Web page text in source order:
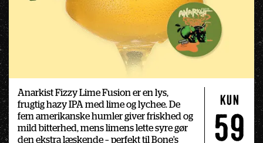
Anarkist Fizzy Lime Fusion er en lys,
frugtig hazy IPA med lime og lychee. De
fem amerikanske humler giver friskhed og
mild bitterhed, mens limens lette syre gør
den ekstra læskende – perfekt til Bone’s
kun
59